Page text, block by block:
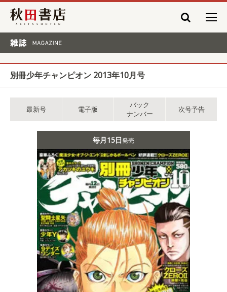
秋田書店
別冊少年チャンピオン 2013年10月号
最新号 電子版
バック
ナンバー
次号予告
毎月15日発売